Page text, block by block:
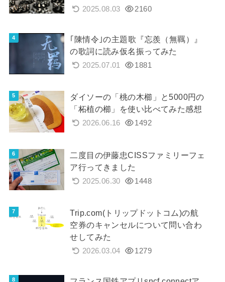
2025.08.03 2160
｢陳情令｣の主題歌『忘羨（無羈）』
の歌詞に読み仮名振ってみた
2025.07.01 1881
ダイソーの「桃の木櫛」と5000円の
「柘植の櫛」を使い比べてみた感想
2026.06.16 1492
二度目の伊藤忠CISSファミリーフェ
ア行ってきました
2025.06.30 1448
Trip.com(トリップドットコム)の航
空券のキャンセルについて問い合わ
せしてみた
2026.03.04 1279